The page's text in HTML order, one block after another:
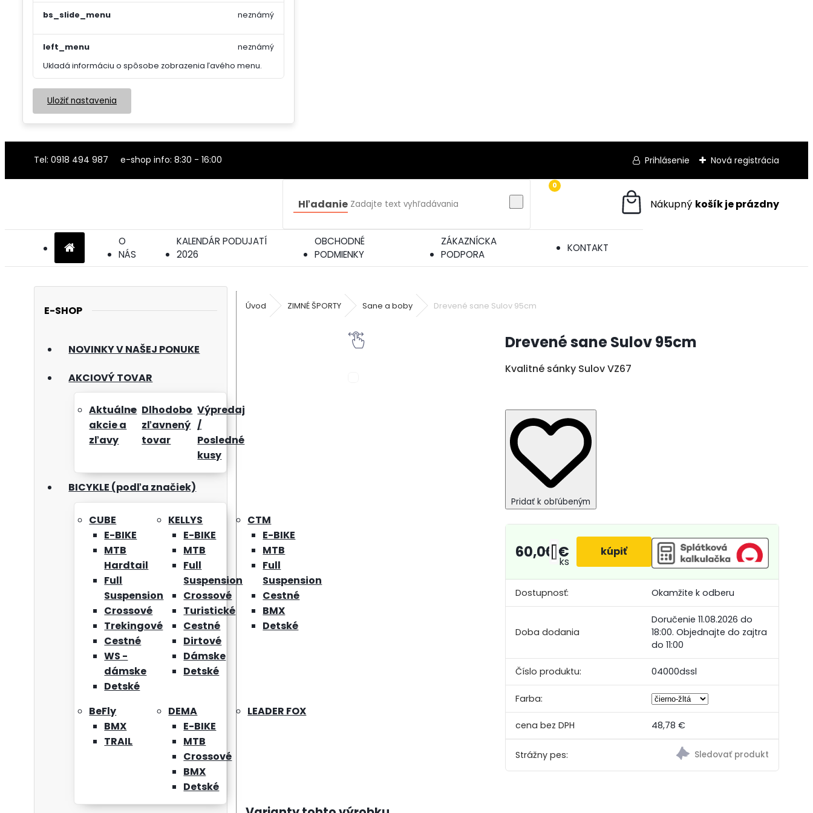
bs_slide_menu neznámý
left_menu
Ukladá informáciu o spôsobe zobrazenia ľavého menu.
neznámý
Uložiť nastavenia
Tel: 0918 494 987 e-shop info: 8:30 - 16:00 Prihlásenie Nová registrácia
O
NÁS
KALENDÁR PODUJATÍ
2026
OBCHODNÉ
PODMIENKY
ZÁKAZNÍCKA
PODPORA
KONTAKT
Hľadanie
0
E-SHOP
NOVINKY V NAŠEJ PONUKE
AKCIOVÝ TOVAR
Aktuálne
akcie a
zľavy
Dlhodobo
zľavnený
tovar
Výpredaj
/
Posledné
kusy
BICYKLE (podľa značiek)
CUBE
E-BIKE
MTB
Hardtail
Full
Suspension
Crossové
Trekingové
Cestné
WS -
dámske
Detské
KELLYS
E-BIKE
MTB
Full
Suspension
Crossové
Turistické
Cestné
Dirtové
Dámske
Detské
CTM
E-BIKE
MTB
Full
Suspension
Cestné
BMX
Detské
BeFly
BMX
TRAIL
DEMA
E-BIKE
MTB
Crossové
BMX
Detské
LEADER FOX
Úvod ZIMNÉ ŠPORTY Sane a boby Drevené sane Sulov 95cm
Drevené sane Sulov 95cm
Kvalitné sánky Sulov VZ67
Pridať k obľúbeným
Dostupnosť: Okamžite k odberu
Doba dodania
Doručenie 11.08.2026 do
18:00.Objednajte do zajtra
do 11:00
Číslo produktu: 04000dssl
Farba:
48,78 €
60,00 €
Strážny pes:
-
+
ks